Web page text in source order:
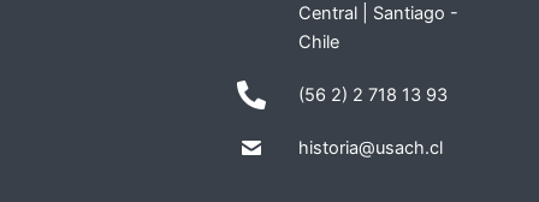
Central | Santiago -
Chile
(56 2) 2 718 13 93
historia@usach.cl